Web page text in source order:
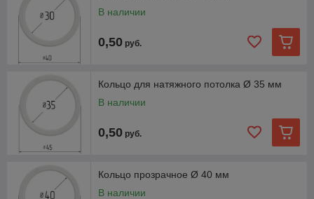
В наличии
0,50 руб.
Кольцо для натяжного потолка Ø 35 мм
В наличии
0,50 руб.
Кольцо прозрачное Ø 40 мм
В наличии